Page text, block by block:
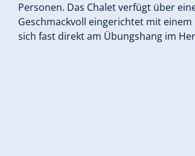
Personen. Das Chalet verfügt über
Geschmackvoll eingerichtet mit
sich fast direkt am Übungshang im